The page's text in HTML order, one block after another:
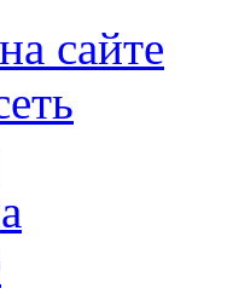
сайте